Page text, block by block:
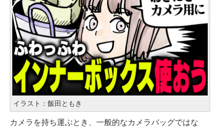
イラスト：飯田ともき
カメラを持ち運ぶとき、一般的なカメラバッグではな